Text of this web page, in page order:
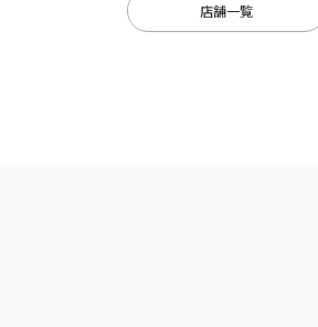
店舗一覧